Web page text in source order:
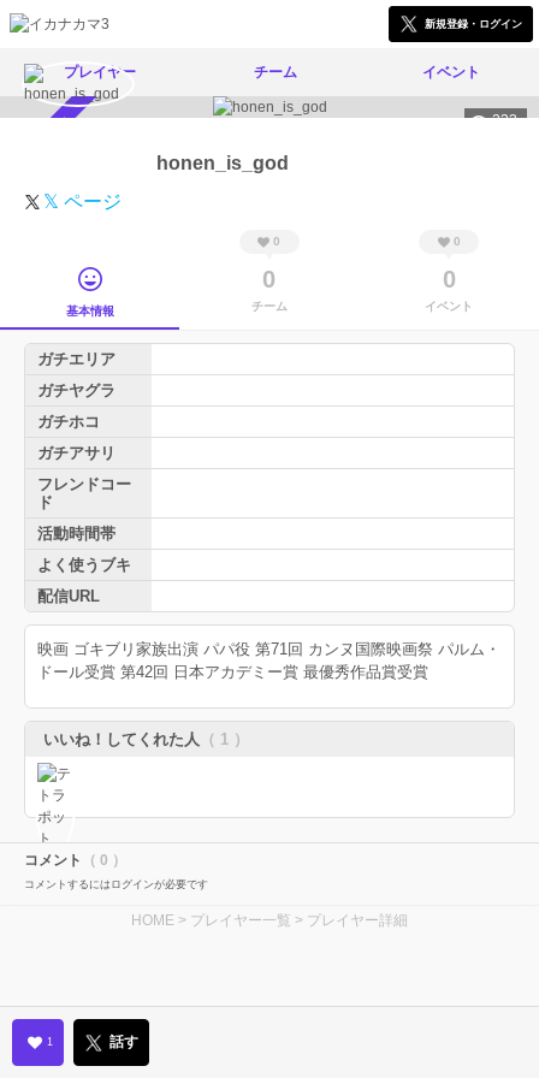
新規登録・ログイン
プレイヤー チーム イベント
233
honen_is_god
𝕏 ページ
基本情報
0
0
チーム
0
0
イベント
ガチエリア
ガチヤグラ
ガチホコ
ガチアサリ
フレンドコー
ド
活動時間帯
よく使うブキ
配信URL
映画 ゴキブリ家族出演 パパ役 第71回 カンヌ国際映画祭 パルム・
ドール受賞 第42回 日本アカデミー賞 最優秀作品賞受賞
いいね！してくれた人 （ 1 ）
コメント （ 0 ）
コメントするにはログインが必要です
HOME > プレイヤー一覧 > プレイヤー詳細
1 話す